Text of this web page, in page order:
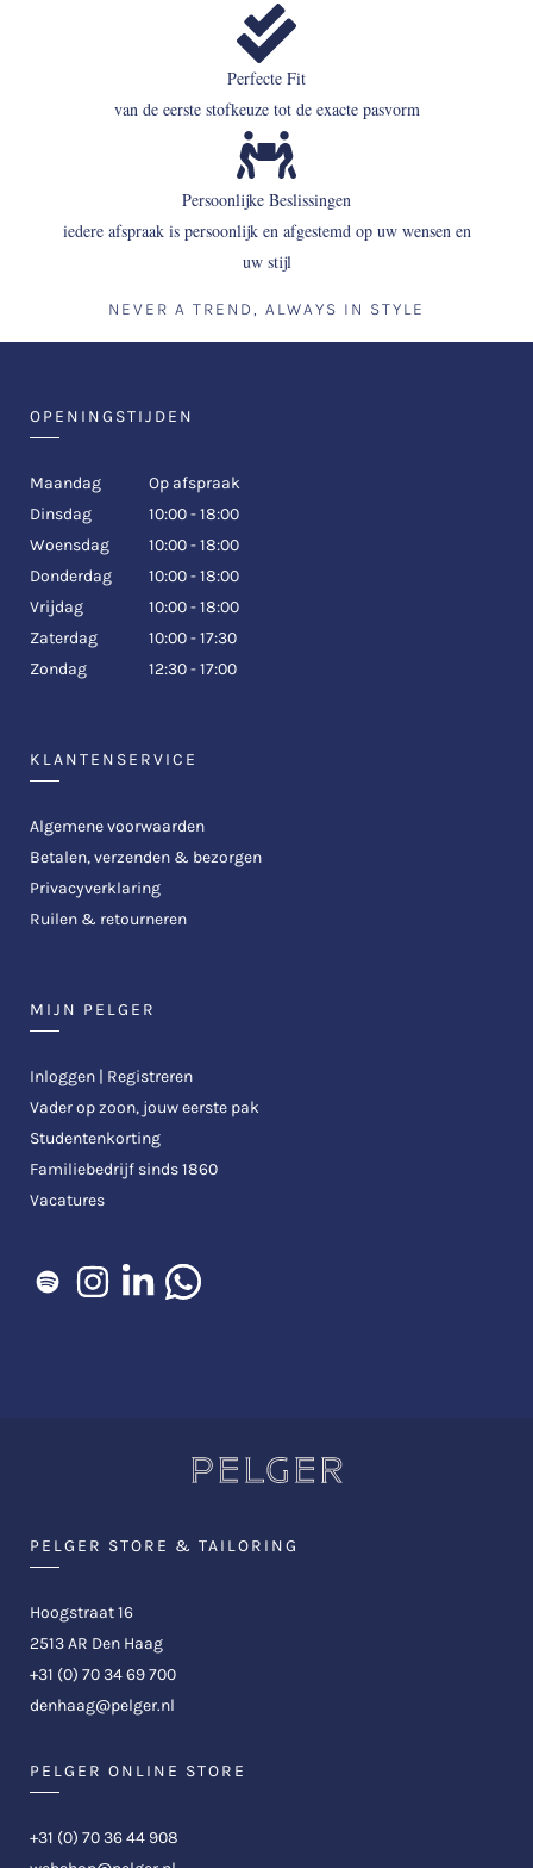
Duur:90 m
Shirts
Een shirt dat niet trekt bij de schouders, de
juiste mouwlengte heeft en precies de
onze afspraak voor een maatshirt duiken we
tweede huid die uw silhouet flatteert. Uw
Perfecte Fit
van de eerste stofkeuze tot de exacte pasvorm
Persoonlijke Beslissingen
iedere afspraak is persoonlijk en afgestemd op uw wensen en
uw stijl
NEVER A TREND, ALWAYS IN STYLE
OPENINGSTIJDEN
Maandag
Op afspraak
Dinsdag
10:00 - 18:00
Woensdag
10:00 - 18:00
Donderdag
10:00 - 18:00
Vrijdag
10:00 - 18:00
Zaterdag
10:00 - 17:30
Zondag
12:30 - 17:00
KLANTENSERVICE
Algemene voorwaarden
Betalen, verzenden & bezorgen
Privacyverklaring
Ruilen & retourneren
MIJN PELGER
Inloggen | Registreren
Vader op zoon, jouw eerste pak
Studentenkorting
Familiebedrijf sinds 1860
Vacatures
PELGER STORE & TAILORING
Hoogstraat 16
2513 AR Den Haag
+31 (0) 70 34 69 700
denhaag@pelger.nl
PELGER ONLINE STORE
+31 (0) 70 36 44 908